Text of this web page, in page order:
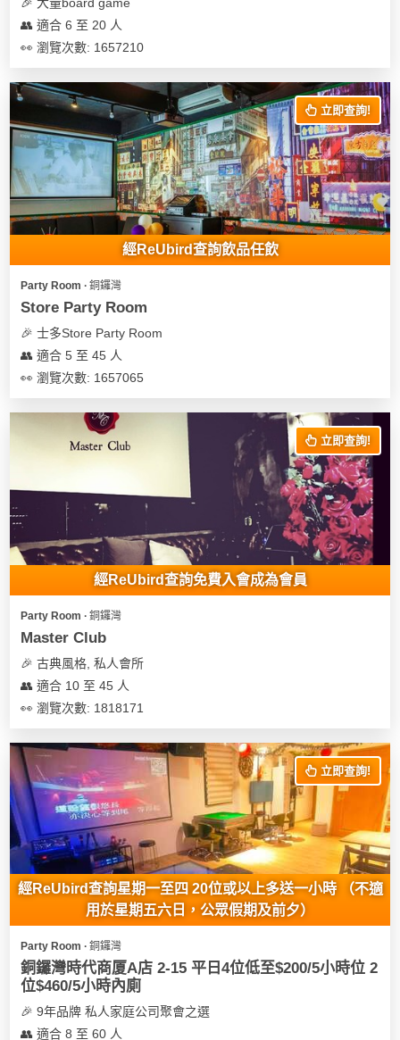
👥 適合 6 至 20 人
👀 瀏覽次數: 1657210
立即查詢!
經ReUbird查詢飲品任飲
Party Room ∙ 銅鑼灣
Store Party Room
🎉 士多Store Party Room
👥 適合 5 至 45 人
👀 瀏覽次數: 1657065
立即查詢!
經ReUbird查詢免費入會成為會員
Party Room ∙ 銅鑼灣
Master Club
🎉 古典風格, 私人會所
👥 適合 10 至 45 人
👀 瀏覽次數: 1818171
立即查詢!
經ReUbird查詢星期一至四 20位或以上多送一小時 （不適
用於星期五六日，公眾假期及前夕）
Party Room ∙ 銅鑼灣
銅鑼灣時代商厦A店 2-15 平日4位低至$200/5小時位 2
位$460/5小時內廁
🎉 9年品牌 私人家庭公司聚會之選
👥 適合 8 至 60 人